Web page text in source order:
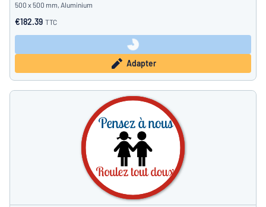
500 x 500 mm, Aluminium
€182.39 TTC
Adapter